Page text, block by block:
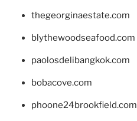
thegeorginaestate.com
blythewoodseafood.com
paolosdelibangkok.com
bobacove.com
phoone24brookfield.com